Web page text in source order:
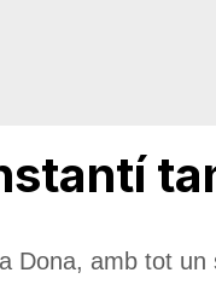
Dona, amb tot un